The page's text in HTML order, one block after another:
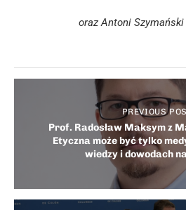
oraz Antoni
PREVIOUS
Prof. Radosław Maksym z
Etyczna może być tylko
wiedzy i dowodach